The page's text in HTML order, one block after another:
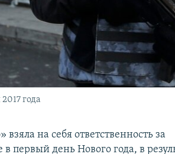
года
на себя ответственность за
первый день Нового года, в